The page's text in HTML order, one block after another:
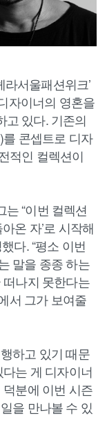
서울패션위크’
자이너의 영혼을
고 있다. 기존의
를 콘셉트로 디자
적인 컬렉션이
“이번 컬렉션
온 자’로 시작해
다. “평소 이번
말을 종종 하는
나지 못한다는
서 그가 보여줄
하고 있기 때문
는 게 디자이너
분에 이번 시즌
을 만나볼 수 있